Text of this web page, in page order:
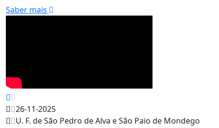
Saber mais
26-11-2025
U. F. de São Pedro de Alva e São Paio de Mondego